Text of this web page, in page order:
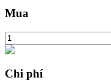
Mua
Chi phí